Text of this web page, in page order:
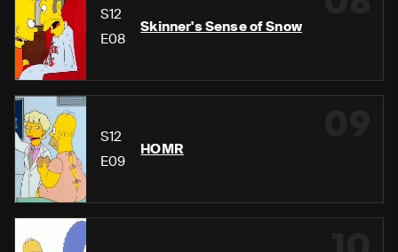
S12
E08
Skinner's Sense of Snow
S12
E09
HOMR